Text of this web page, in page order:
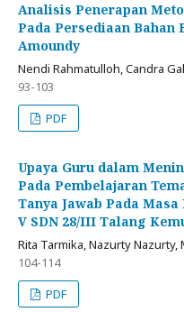
Analisis Penerapan
Pada Persediaan Bahan
Amoundy
Nendi Rahmatulloh, Candra
93-103
PDF
Upaya Guru dalam
Pada Pembelajaran
Tanya Jawab Pada
V SDN 28/III Talang
Rita Tarmika, Nazurty Nazurty,
104-114
PDF